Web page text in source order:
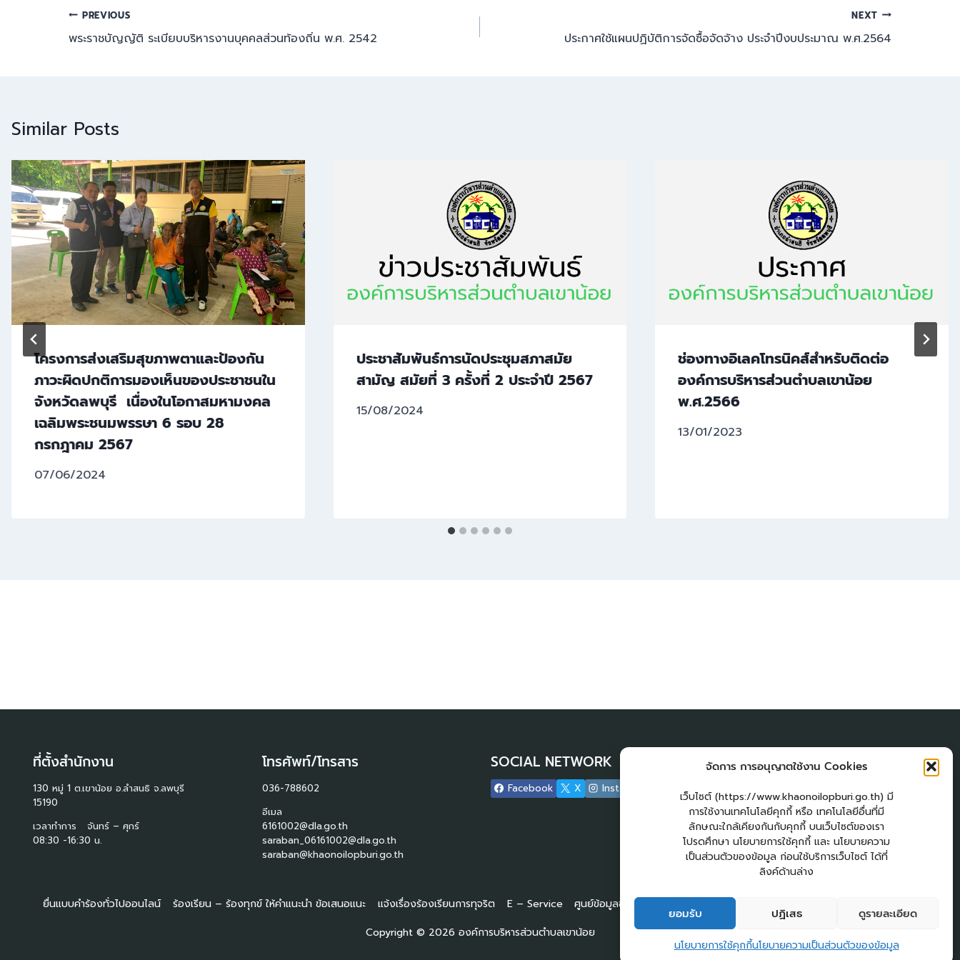
จัดการ การอนุญาตใช้งาน Cookies
เว็บไซต์ (https://www.khaonoilopburi.go.th) มี
การใช้งานเทคโนโลยีคุกกี้ หรือ เทคโนโลยีอื่นที่มี
ลักษณะใกล้เคียงกันกับคุกกี้ บนเว็บไซต์ของเรา
โปรดศึกษา นโยบายการใช้คุกกี้ และ นโยบายความ
เป็นส่วนตัวของข้อมูล ก่อนใช้บริการเว็บไซต์ ได้ที่
ลิงค์ด้านล่าง
ยอมรับ ปฏิเสธ ดูรายละเอียด
นโยบายการใช้คุกกี้นโยบายความเป็นส่วนตัวของข้อมูล
PREVIOUS
พระราชบัญญัติ ระเบียบบริหารงานบุคคลส่วนท้องถิ่น พ.ศ. 2542
NEXT
ประกาศใช้แผนปฏิบัติการจัดซื้อจัดจ้าง ประจำปีงบประมาณ พ.ศ.2564
Similar Posts
โครงการส่งเสริมสุขภาพตาและป้องกัน
ภาวะผิดปกติการมองเห็นของประชาชนใน
จังหวัดลพบุรี เนื่องในโอกาสมหามงคล
เฉลิมพระชนมพรรษา 6 รอบ 28
กรกฎาคม 2567
07/06/2024
ประชาสัมพันธ์การนัดประชุมสภาสมัย
สามัญ สมัยที่ 3 ครั้งที่ 2 ประจำปี 2567
15/08/2024
ช่องทางอิเลคโทรนิคส์สำหรับติดต่อ
องค์การบริหารส่วนตำบลเขาน้อย
พ.ศ.2566
13/01/2023
ที่ตั้งสำนักงาน
130 หมู่ 1 ต.เขาน้อย อ.ลำสนธิ จ.ลพบุรี
15190
เวลาทำการ จันทร์ – ศุกร์
08:30 -16:30 น.
โทรศัพท์/โทรสาร
036-788602
อีเมล
6161002@dla.go.th
saraban_06161002@dla.go.th
saraban@khaonoilopburi.go.th
SOCIAL NETWORK
Facebook X Instagram
ผู้เยี่่ยมชมเว็บไซต์
Login
เข้าสู่ระบบ
แผนผังเว็บไซต์
จัดทำเว็บไซต์
LopburiWebDesign.com
ยื่นแบบคำร้องทั่วไปออนไลน์ ร้องเรียน – ร้องทุกข์ ให้คำแนะนำ ข้อเสนอแนะ แจ้งเรื่องร้องเรียนการทุจริต E – Service ศูนย์ข้อมูลข่าวสาร อบต.เขาน้อย คู่มือประชาชน
Copyright © 2026 องค์การบริหารส่วนตำบลเขาน้อย